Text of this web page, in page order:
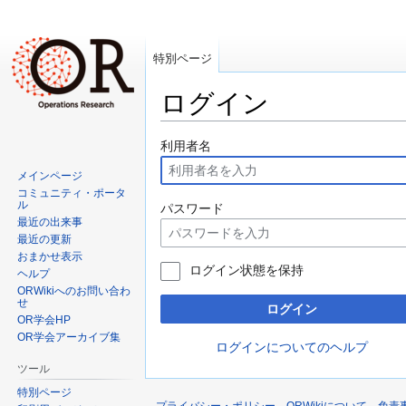
ログイン
ナ
ビ
ゲ
ー
シ
ョ
ン
に
動
検
索
に
移
動
利用者名
パスワード
ログイン状態を保持
ログイン
ログインについてのヘルプ
特別ページ
メインページ
コミュニティ・ポータ
ル
最近の出来事
最近の更新
おまかせ表示
ヘルプ
ORWikiへのお問い合わ
せ
OR学会HP
OR学会アーカイブ集
ツール
特別ページ